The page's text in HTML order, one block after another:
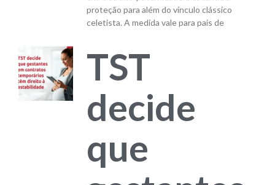
proteção para além do vínculo clássico
celetista. A medida vale para pais de
TST
decide
que